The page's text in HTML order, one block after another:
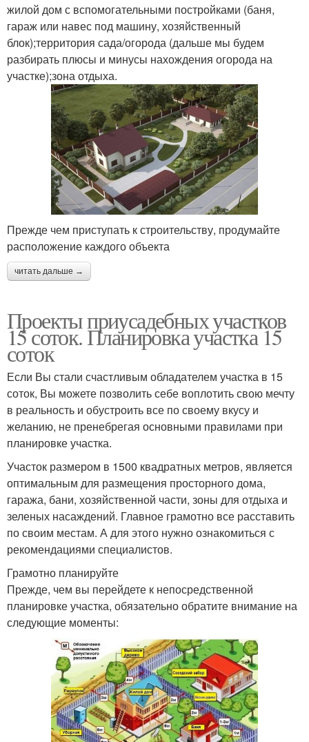
жилой дом с вспомогательными постройками (баня,
гараж или навес под машину, хозяйственный
блок);территория сада/огорода (дальше мы будем
разбирать плюсы и минусы нахождения огорода на
участке);зона отдыха.
Прежде чем приступать к строительству, продумайте
расположение каждого объекта
читать дальше →
Проекты приусадебных участков
15 соток. Планировка участка 15
соток
Если Вы стали счастливым обладателем участка в 15
соток, Вы можете позволить себе воплотить свою мечту
в реальность и обустроить все по своему вкусу и
желанию, не пренебрегая основными правилами при
планировке участка.
Участок размером в 1500 квадратных метров, является
оптимальным для размещения просторного дома,
гаража, бани, хозяйственной части, зоны для отдыха и
зеленых насаждений. Главное грамотно все расставить
по своим местам. А для этого нужно ознакомиться с
рекомендациями специалистов.
Грамотно планируйте
Прежде, чем вы перейдете к непосредственной
планировке участка, обязательно обратите внимание на
следующие моменты: